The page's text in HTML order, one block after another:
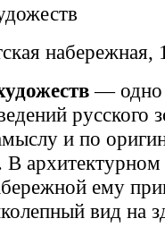
набережная,
— одно
русского
и по
В архитектурном
ему
вид на